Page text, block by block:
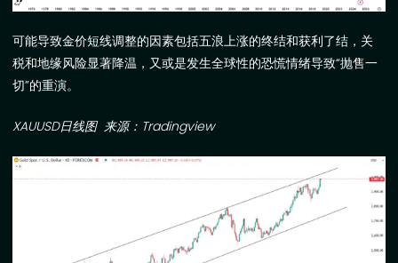
可能导致金价短线调整的因素包括五浪上涨的终结和获利了结，关
税和地缘风险显著降温，又或是发生全球性的恐慌情绪导致“抛售一
切”的重演。
XAUUSD日线图 来源： Tradingview